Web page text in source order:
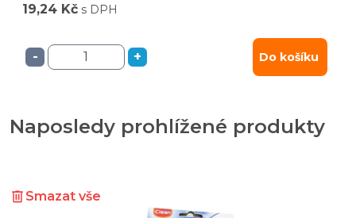
19,24 Kč s DPH
- + Do košíku
Naposledy prohlížené produkty
Smazat vše